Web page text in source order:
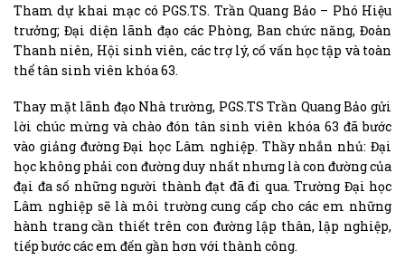
Tham dự khai mạc có PGS.TS. Trần Quang Bảo – Phó Hiệu
trưởng; Đại diện lãnh đạo các Phòng, Ban chức năng, Đoàn
Thanh niên, Hội sinh viên, các trợ lý, cố vấn học tập và toàn
thể tân sinh viên khóa 63.
Thay mặt lãnh đạo Nhà trường, PGS.TS Trần Quang Bảo gửi
lời chúc mừng và chào đón tân sinh viên khóa 63 đã bước
vào giảng đường Đại học Lâm nghiệp. Thầy nhắn nhủ: Đại
học không phải con đường duy nhất nhưng là con đường của
đại đa số những người thành đạt đã đi qua. Trường Đại học
Lâm nghiệp sẽ là môi trường cung cấp cho các em những
hành trang cần thiết trên con đường lập thân, lập nghiệp,
tiếp bước các em đến gần hơn với thành công.